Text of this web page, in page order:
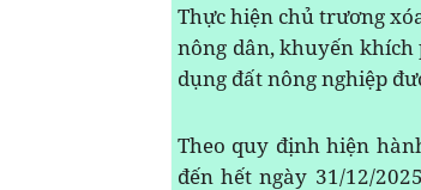
Thực hiện chủ trương
nông dân, khuyến
dụng đất nông nghiệp
Theo quy định hiện
đến hết ngày 31/12/